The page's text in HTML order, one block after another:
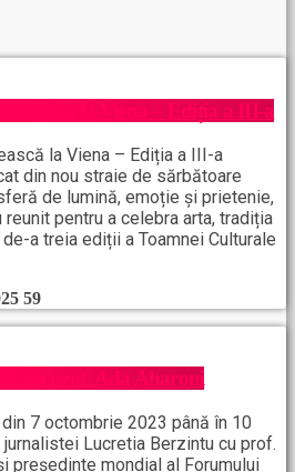
la Viena – Ediția a III-a
la Viena – Ediția a III-a
din nou straie de sărbătoare
de lumină, emoție și prietenie,
pentru a celebra arta, tradiția
a treia ediții a Toamnei Culturale
59
cu prof. Ada Aharoni
7 octombrie 2023 până în 10
Lucretia Berzintu cu prof.
președinte mondial al Forumului